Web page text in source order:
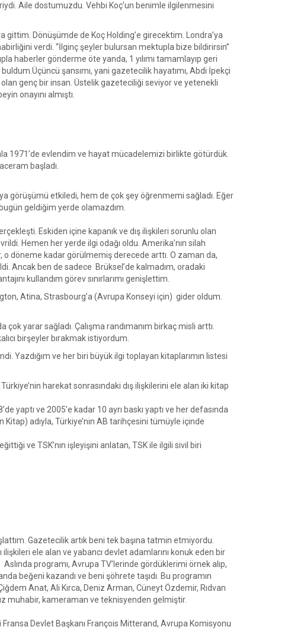
Aile dostumuzdu. Vehbi Koç’un benimle ilgilenmesini
gittim. Dönüşümde de Koç Holding’e girecektim. Londra’ya
verdi. “İlginç şeyler bulursan mektupla bize bildirirsin”
haberler gönderme öte yanda, 1 yılımı tamamlayıp geri
şansımı, yani gazetecilik hayatımı, Abdi İpekçi
olan genç bir insan. Üstelik gazeteciliği seviyor ve yetenekli
onayını almıştı.
1971’de evlendim ve hayat mücadelemizi birlikte götürdük.
başladı.
görüşümü etkiledi, hem de çok şey öğrenmemi sağladı. Eğer
geldiğim yerde olamazdım.
Eskiden içine kapanık ve dış ilişkileri sorunlu olan
Hemen her yerde ilgi odağı oldu. Amerika’nın silah
o döneme kadar görülmemiş derecede arttı. O zaman da,
Ancak ben de sadece Brüksel’de kalmadım, oradaki
kullandım görev sınırlarımı genişlettim.
Atina, Strasbourg’a (Avrupa Konseyi için) gider oldum.
yarar sağladı. Çalışma randımanım birkaç misli arttı.
birşeyler bırakmak istiyordum.
Yazdığım ve her biri büyük ilgi toplayan kitaplarımın listesi
harekat sonrasındaki dış ilişkilerini ele alan iki kitap
yaptı ve 2005’e kadar 10 ayrı baskı yaptı ve her defasında
Kitap) adıyla, Türkiye’nin AB tarihçesini tümüyle içinde
ve TSK’nın işleyişini anlatan, TSK ile ilgili sivil biri
Gazetecilik artık beni tek başına tatmin etmiyordu.
ele alan ve yabancı devlet adamlarını konuk eden bir
programı, Avrupa TV’lerinde gördüklerimi örnek alıp,
beğeni kazandı ve beni şöhrete taşıdı. Bu programın
Anat, Ali Kırca, Deniz Arman, Cüneyt Özdemir, Rıdvan
muhabir, kameraman ve teknisyenden gelmiştir.
Devlet Başkanı François Mitterand, Avrupa Komisyonu